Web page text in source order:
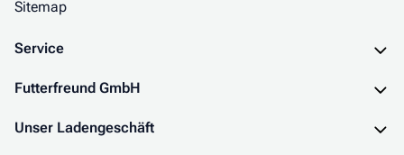
Sitemap
Service
Futterfreund GmbH
Unser Ladengeschäft